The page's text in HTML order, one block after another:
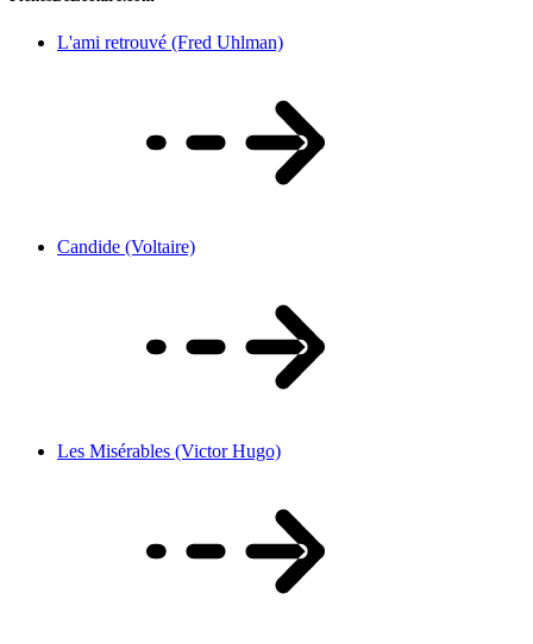
L'ami retrouvé (Fred Uhlman)
Candide (Voltaire)
Les Misérables (Victor Hugo)